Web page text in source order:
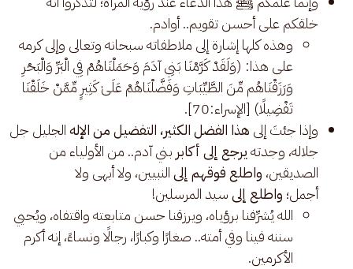
خلقكم على أحسن تقويم.. أوادم.
وهذه كلها إشارة إلى ملاطفاته سبحانه وتعالى وإلى كرمه
على هذا: (وَلَقَدْ كَرَّمْنَا بَنِي آدَمَ وَحَمَلْنَاهُمْ فِي الْبَرِّ وَالْبَحْرِ
وَرَزَقْنَاهُم مِّنَ الطَّيِّبَاتِ وَفَضَّلْنَاهُمْ عَلَىٰ كَثِيرٍ مِّمَّنْ خَلَقْنَا
تَفْضِيلًا) [الإسراء:70].
وإذا جئتَ إلى هذا الفضل الكثير، التفضيل من الإلهالجليل جل
جلاله، وجدتهيرجع إلى أكابربني آدم.. من الأولياء من
الصديقين، واطلع فوقهم إلىالنبيين، ولا أبهى ولا
أجمل؛ واطلع إلىسيد المرسلين!
الله يُشرِّفنا برؤياه، ويرزقنا حسن متابعته واقتفاه، ويُحيي
سننه فينا وفي أمته.. صغارًا وكبارًا، رجالًا ونساءً، إنه أكرم
الأكرمين.